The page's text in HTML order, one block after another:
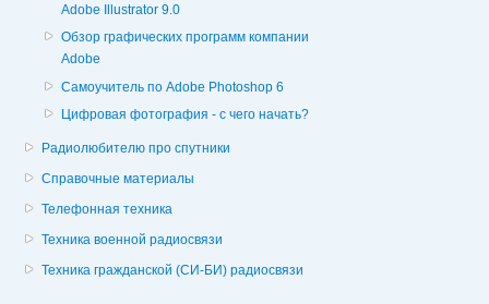
Adobe Illustrator 9.0
Обзор графических программ компании
Adobe
Самоучитель по Adobe Photoshop 6
Цифровая фотография - с чего начать?
Радиолюбителю про спутники
Справочные материалы
Телефонная техника
Техника военной радиосвязи
Техника гражданской (СИ-БИ) радиосвязи